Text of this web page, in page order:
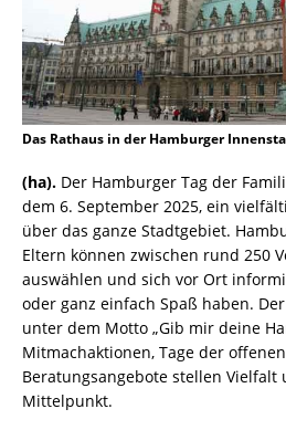
Das Rathaus in der Hamburger
(ha). Der Hamburger Tag der
dem 6. September 2025, ein
über das ganze Stadtgebiet.
Eltern können zwischen rund 250
auswählen und sich vor Ort
oder ganz einfach Spaß haben.
unter dem Motto „Gib mir deine
Mitmachaktionen, Tage der
Beratungsangebote stellen
Mittelpunkt.